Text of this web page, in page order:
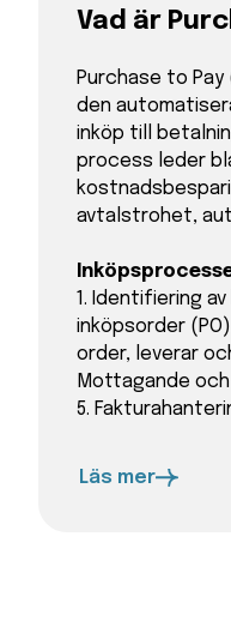
Vad är
Purchase to
den
inköp till
process leder
avtalstrohet,
1. Identifiering av
inköpsorder
order, leverar
Mottagande
5.
Läs mer